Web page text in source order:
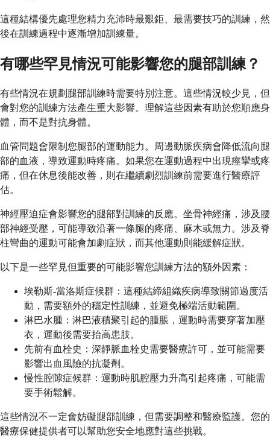
這種結構優先處理您精力充沛時最艱鉅、最需要技巧的訓練，然
後在訓練過程中逐漸增加訓練量。
有哪些罕見情況可能影響您的腿部訓練？
有些情況在規劃腿部訓練時需要特別注意。這些情況較少見，但
會對您的訓練方法產生重大影響。理解這些因素有助於您順應身
體，而不是對抗身體。
血管問題會限制您腿部的運動能力。周邊動脈疾病會降低流向腿
部的血液，導致運動時疼痛。如果您在運動過程中出現痙攣或疼
痛，但在休息後能改善，則在繼續劇烈訓練前需要進行醫療評
估。
神經壓迫症會影響您的腿部對訓練的反應。坐骨神經痛，涉及腰
部神經受壓，可能導致沿著一條腿的疼痛、麻木或無力。涉及脊
柱彎曲的運動可能會加劇症狀，而其他運動則能緩解症狀。
以下是一些罕見但重要的可能影響您訓練方法的額外因素：
埃勒斯-當洛斯症候群：這種結締組織疾病導致關節過度活
動，需要額外的穩定性訓練，並避免極端活動範圍。
淋巴水腫：淋巴液積聚引起的腫脹，運動時需要穿著加壓
衣，運動後需要抬高患肢。
先前有血栓史：深靜脈血栓史需要醫療許可，並可能需要
影響出血風險的抗凝劑。
慢性腔隙症候群：運動時肌腔壓力升高引起疼痛，可能需
要手術鬆解。
這些情況不一定會妨礙腿部訓練，但需要調整和醫療監護。您的
醫療保健提供者可以幫助您安全地應對這些挑戰。